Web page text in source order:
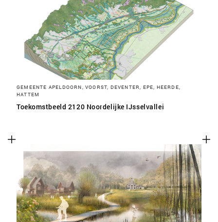
GEMEENTE APELDOORN, VOORST, DEVENTER, EPE, HEERDE,
HATTEM
Toekomstbeeld 2120 Noordelijke IJsselvallei
SLA VOORKEUREN OP